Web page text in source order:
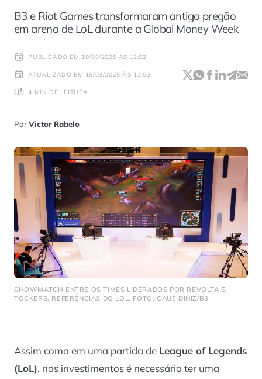
B3 e Riot Games transformaram antigo pregão
em arena de LoL durante a Global Money Week
PUBLICADO EM 18/03/2025 ÀS 12:02
ATUALIZADO EM 18/03/2025 ÀS 12:03
4 MIN DE LEITURA
PorVictor Rabelo
SHOWMATCH ENTRE OS TIMES LIDERADOS POR REVOLTA E
TOCKERS, REFERÊNCIAS DO LOL. FOTO: CAUÊ DINIZ/B3
Assim como em uma partida de League of Legends
(LoL), nos investimentos é necessário ter uma